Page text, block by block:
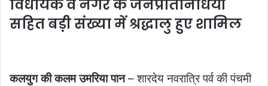
विधायक व नगर के जनप्रतिनिधियों
सहित बड़ी संख्या में श्रद्धालु हुए शामिल
कलयुग की कलम उमरिया पान– शारदेय नवरात्रि पर्व की पंचमी